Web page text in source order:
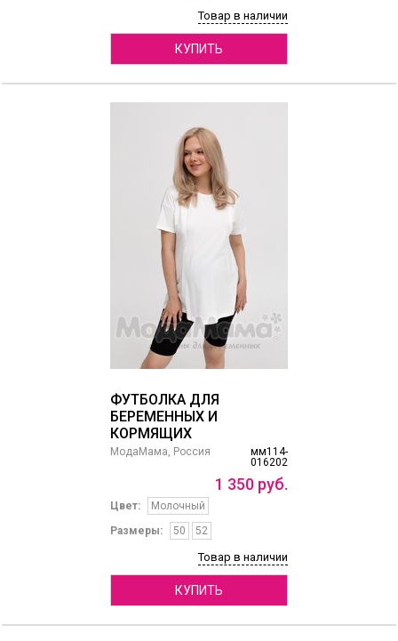
Товар в наличии
КУПИТЬ
ФУТБОЛКА ДЛЯ
БЕРЕМЕННЫХ И
КОРМЯЩИХ
мм114-
016202
МодаМама, Россия
1 350 руб.
Цвет:
Молочный
Размеры:
50 52
Товар в наличии
КУПИТЬ